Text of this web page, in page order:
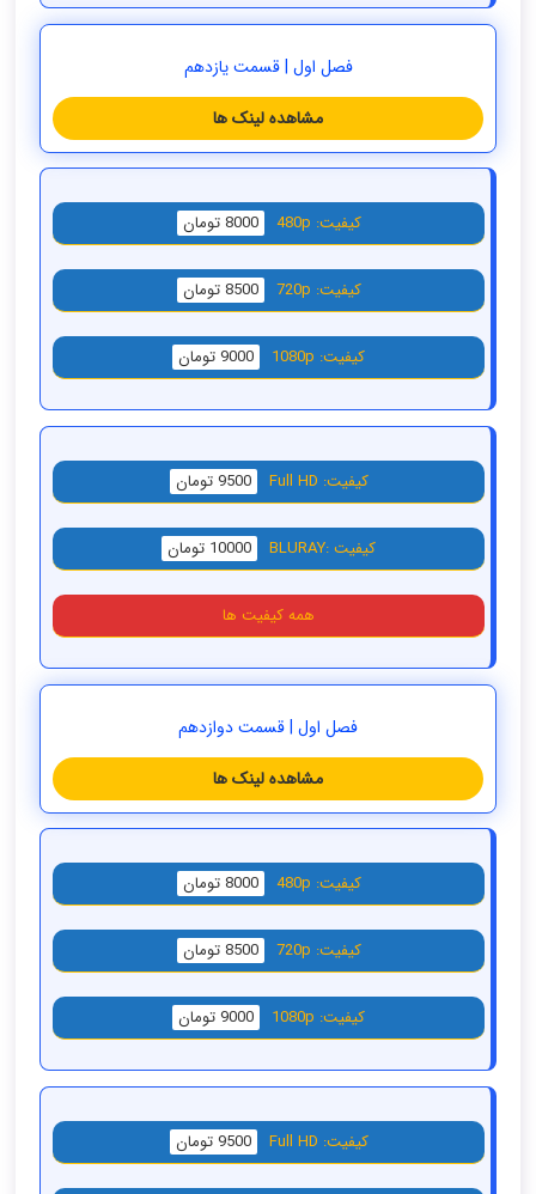
فصل اول | قسمت یازدهم
مشاهده لینک ها
کیفیت: 480p 8000 تومان
کیفیت: 720p 8500 تومان
کیفیت: 1080p 9000 تومان
کیفیت: Full HD 9500 تومان
کیفیت :BLURAY 10000 تومان
همه کیفیت ها
فصل اول | قسمت دوازدهم
مشاهده لینک ها
کیفیت: 480p 8000 تومان
کیفیت: 720p 8500 تومان
کیفیت: 1080p 9000 تومان
کیفیت: Full HD 9500 تومان